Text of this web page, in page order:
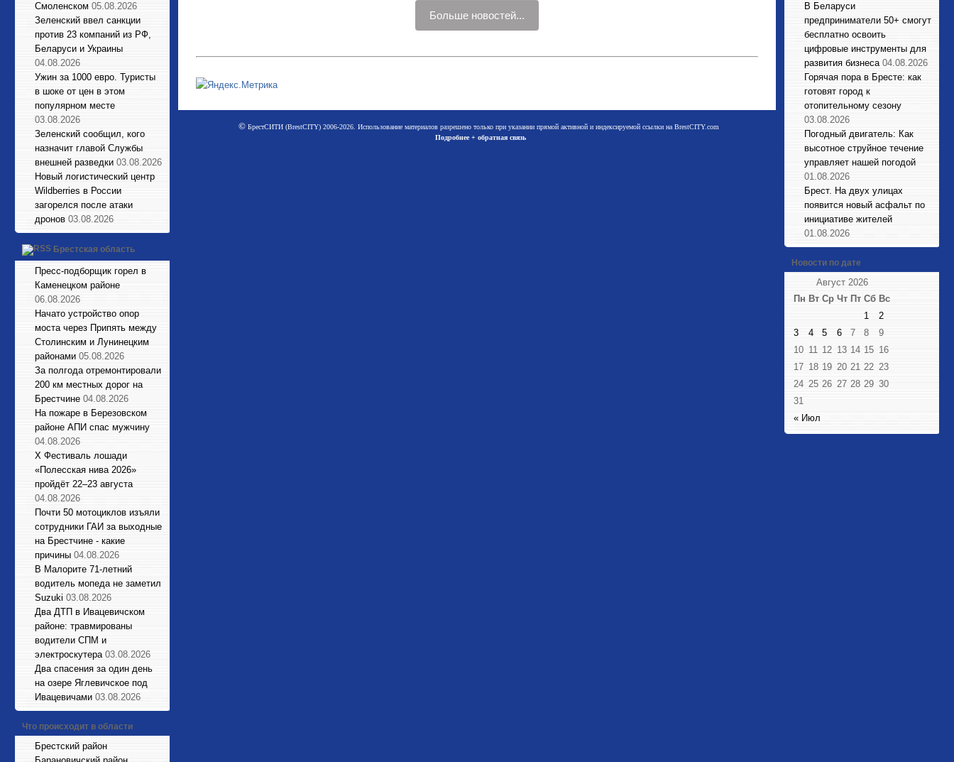
Смоленском 05.08.2026
Зеленский ввел санкции
против 23 компаний из РФ,
Беларуси и Украины
04.08.2026
Ужин за 1000 евро. Туристы
в шоке от цен в этом
популярном месте
03.08.2026
Зеленский сообщил, кого
назначит главой Службы
внешней разведки 03.08.2026
Новый логистический центр
Wildberries в России
загорелся после атаки
дронов 03.08.2026
Брестская область
Пресс-подборщик горел в
Каменецком районе
06.08.2026
Начато устройство опор
моста через Припять между
Столинским и Лунинецким
районами 05.08.2026
За полгода отремонтировали
200 км местных дорог на
Брестчине 04.08.2026
На пожаре в Березовском
районе АПИ спас мужчину
04.08.2026
X Фестиваль лошади
«Полесская нива 2026»
пройдёт 22–23 августа
04.08.2026
Почти 50 мотоциклов изъяли
сотрудники ГАИ за выходные
на Брестчине - какие
причины 04.08.2026
В Малорите 71-летний
водитель мопеда не заметил
Suzuki 03.08.2026
Два ДТП в Ивацевичском
районе: травмированы
водители СПМ и
электроскутера 03.08.2026
Два спасения за один день
на озере Яглевичское под
Ивацевичами 03.08.2026
Что происходит в области
Брестский район
Больше новостей...
©БрестСИТИ (BrestCITY) 2006-2026. Использование материалов разрешено только при указании прямой активной и индексируемой ссылки на BrestCITY.com
Подробнее + обратная связь
В Беларуси
предприниматели 50+ смогут
бесплатно освоить
цифровые инструменты для
развития бизнеса 04.08.2026
Горячая пора в Бресте: как
готовят город к
отопительному сезону
03.08.2026
Погодный двигатель: Как
высотное струйное течение
управляет нашей погодой
01.08.2026
Брест. На двух улицах
появится новый асфальт по
инициативе жителей
01.08.2026
Новости по дате
Август 2026
Пн Вт Ср Чт Пт Сб Вс
« Июл
1
2
3
4 5 6 7 8
9
10 11 12 13 14 15 16
17 18 19 20 21 22 23
24 25 26 27 28 29 30
31